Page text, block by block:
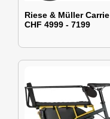
Riese & Müller Carrie
CHF 4999 - 7199